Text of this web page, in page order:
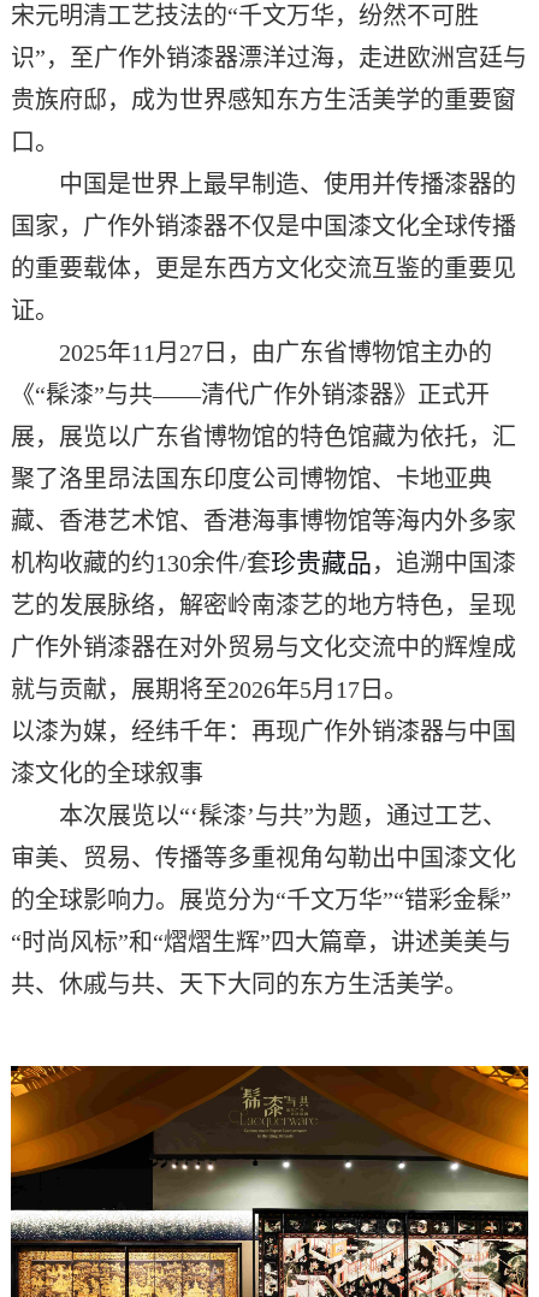
宋元明清工艺技法的“千文万华，纷然不可胜
识”，至广作外销漆器漂洋过海，走进欧洲宫廷与
贵族府邸，成为世界感知东方生活美学的重要窗
口。
中国是世界上最早制造、使用并传播漆器的
国家，广作外销漆器不仅是中国漆文化全球传播
的重要载体， 更是东西方文化交流互鉴的重要见
证。
2025年11月27日，由广东省博物馆主办的
《“髹漆”与共——清代广作外销漆器》正式开
展，展览以广东省博物馆的特色馆藏为依托，汇
聚了洛里昂法国东印度公司博物馆、卡地亚典
藏、香港艺术馆、香港海事博物馆等海内外多家
机构收藏的约130余件/套珍贵藏品，追溯中国漆
艺的发展脉络，解密岭南漆艺的地方特色，呈现
广作外销漆器在对外贸易与文化交流中的辉煌成
就与贡献， 展期将至2026年5月17日。
以漆为媒，经纬千年：再现广作外销漆器与中国
漆文化的全球叙事
本次展览以“‘髹漆’与共”为题，通过工艺、
审美、 贸易、 传播等多重视角勾勒出中国漆文化
的全球影响力。展览分为“千文万华”“错彩金髹”
“时尚风标”和“熠熠生辉”四大篇章， 讲述美美与
共、 休戚与共、天下大同的东方生活美学。